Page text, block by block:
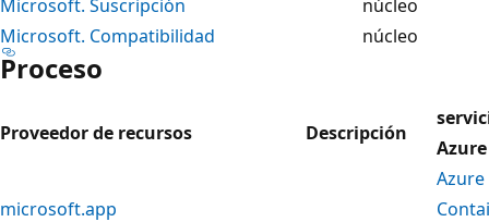
Microsoft. Suscripción
núcleo
Microsoft. Compatibilidad
núcleo
Proceso
Proveedor de recursos Descripción
Azure
microsoft.app
Azure